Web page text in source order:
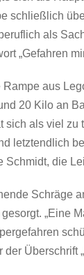
schließlich
als
„Gefahren
aus
20 Kilo an
als viel zu
letztendlich
Schmidt, die
Schräge
„Eine
Überschrift